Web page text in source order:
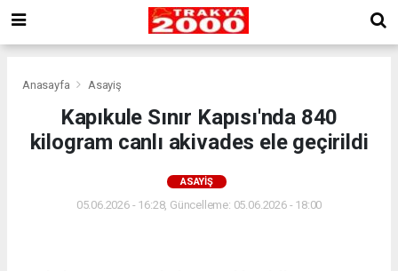
Anasayfa Asayiş
Kapıkule Sınır Kapısı'nda 840
kilogram canlı akivades ele geçirildi
ASAYIŞ
05.06.2026 - 16:28, Güncelleme: 05.06.2026 - 18:00